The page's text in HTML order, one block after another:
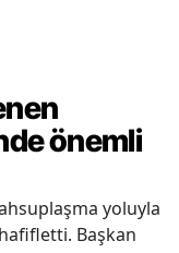
önemli
yoluyla
Başkan